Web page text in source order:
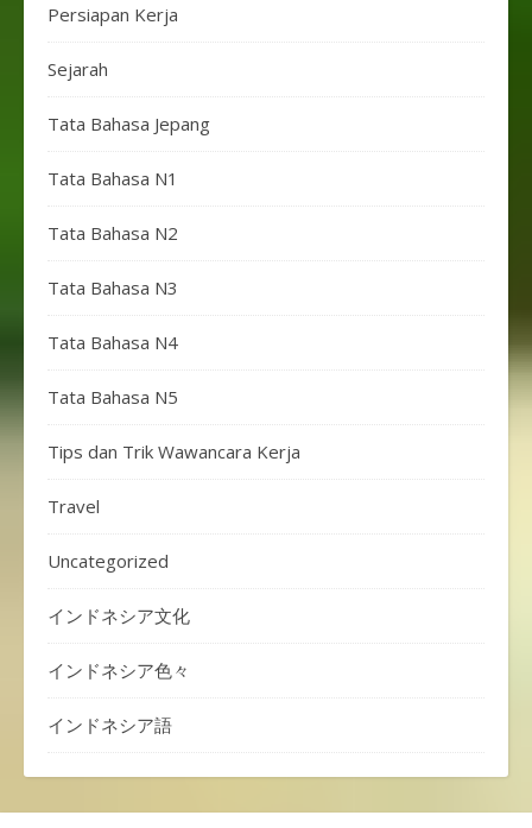
Persiapan Kerja
Sejarah
Tata Bahasa Jepang
Tata Bahasa N1
Tata Bahasa N2
Tata Bahasa N3
Tata Bahasa N4
Tata Bahasa N5
Tips dan Trik Wawancara Kerja
Travel
Uncategorized
インドネシア文化
インドネシア色々
インドネシア語